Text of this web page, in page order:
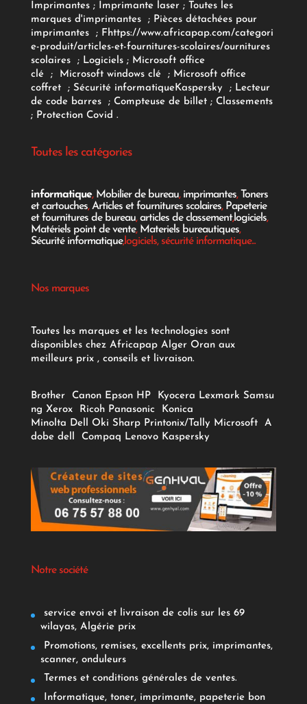
Imprimantes;Imprimante laser; Toutes les
marques d'imprimantes
; Pièces détachées pour
imprimantes
; Fhttps://www.africapap.com/categori
e-produit/articles-et-fournitures-scolaires/ournitures
scolaires; Logiciels ; Microsoft office
clé
; Microsoft windows clé; Microsoft office
coffret ; Sécurité informatiqueKaspersky ; Lecteur
de code barres
; Compteuse de billet; Classements
; Protection Covid .
Toutes les catégories
informatique, Mobilier de bureau, imprimantes, Toners
et cartouches,Articles et fournitures scolaires, Papeterie
et fournitures de bureau,articles de classement,logiciels,
Matériels point de vente, Materiels bureautiques,
Sécurité informatique,logiciels, sécurité informatique...
Nos marques
Toutes les marques et les technologies sont
disponibles chez Africapap Alger Oran aux
meilleurs prix , conseils et livraison.
Brother Canon Epson HP Kyocera Lexmark Samsu
ng Xerox Ricoh Panasonic
Konica
Minolta Dell Oki Sharp Printonix/Tally Microsoft
A
dobe dell Compaq Lenovo Kaspersky
Notre société
service envoi et livraison de colis sur les 69
wilayas, Algérie prix
Promotions, remises, excellents prix, imprimantes,
scanner, onduleurs
Termes et conditions générales de ventes.
Informatique, toner, imprimante, papeterie bon